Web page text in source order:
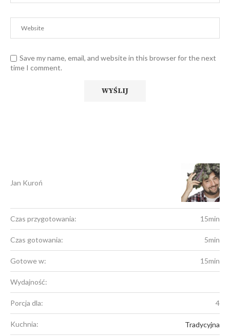
Save my name, email, and website in this browser for the next
time I comment.
Jan Kuroń
Czas przygotowania: 15min
Czas gotowania: 5min
Gotowe w: 15min
Wydajność:
Porcja dla: 4
Kuchnia: Tradycyjna